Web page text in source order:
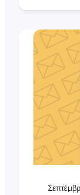
ανά
των
αρχή